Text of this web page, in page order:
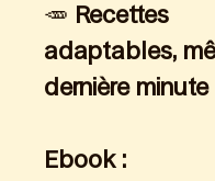
🥕 Recettes
adaptables,
dernière minute
Ebook :